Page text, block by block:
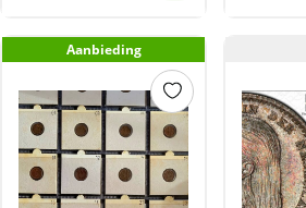
Aanbieding